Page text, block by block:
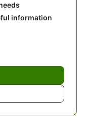
information